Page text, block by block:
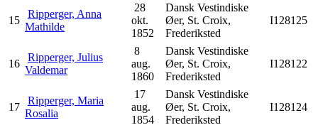
15
Ripperger, Anna
Mathilde
28
okt.
1852
Dansk Vestindiske
Øer, St. Croix,
Frederiksted
I128125
16
Ripperger, Julius
Valdemar
8
aug.
1860
Dansk Vestindiske
Øer, St. Croix,
Frederiksted
I128122
17
Ripperger, Maria
Rosalia
17
aug.
1854
Dansk Vestindiske
Øer, St. Croix,
Frederiksted
I128124